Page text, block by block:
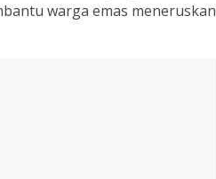
warga emas meneruskan